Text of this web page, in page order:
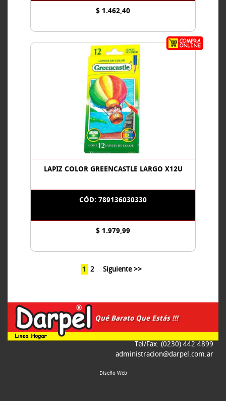
$ 1.462,40
LAPIZ COLOR GREENCASTLE LARGO X12U
CÓD: 789136030330
$ 1.979,99
1 2 Siguiente >>
Qué Barato Que Estás !!!
Tel/Fax: (0230) 442 4899
administracion@darpel.com.ar
Diseño Web